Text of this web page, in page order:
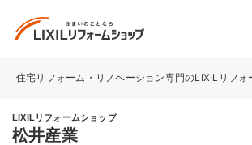
住宅リフォーム・リノベーション専門のLIXILリフォ
LIXILリフォームショップ
松井産業